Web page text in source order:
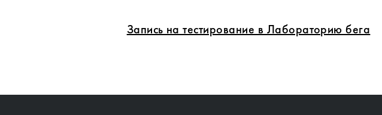
Запись на тестирование в Лабораторию бега